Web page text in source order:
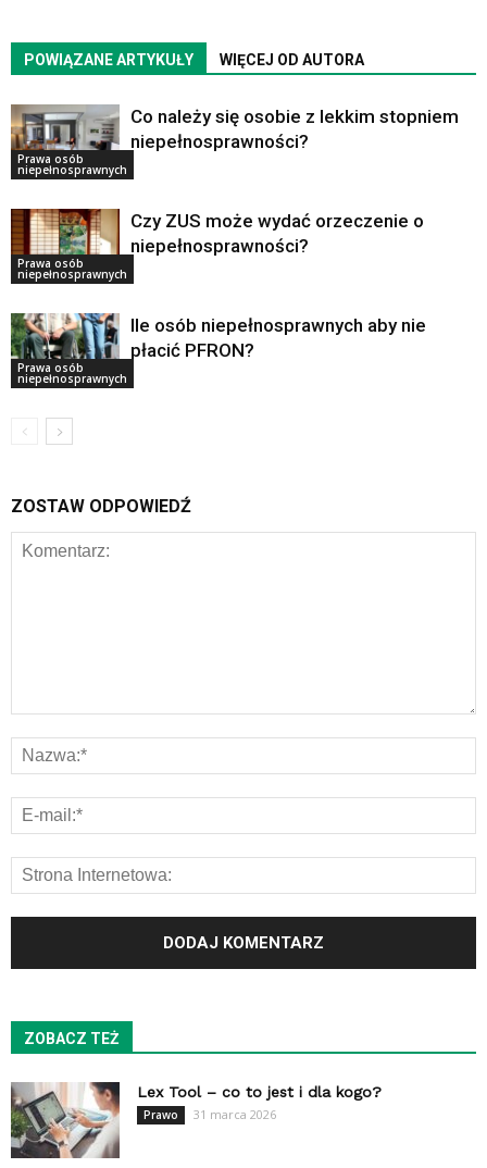
POWIĄZANE ARTYKUŁY WIĘCEJ OD AUTORA
Prawa osób
niepełnosprawnych
Co należy się osobie z lekkim stopniem
niepełnosprawności?
Prawa osób
niepełnosprawnych
Czy ZUS może wydać orzeczenie o
niepełnosprawności?
Prawa osób
niepełnosprawnych
Ile osób niepełnosprawnych aby nie
płacić PFRON?
ZOSTAW ODPOWIEDŹ
ZOBACZ TEŻ
Lex Tool – co to jest i dla kogo?
Prawo 31 marca 2026